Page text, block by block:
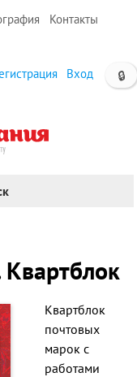
Контакты
🔒
Вход
Квартблок
почтовых
марок с
работами